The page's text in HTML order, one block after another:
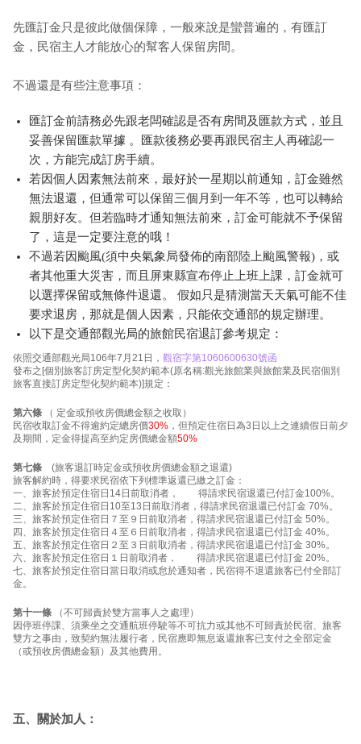
先匯訂金只是彼此做個保障，一般來說是蠻普遍的，有匯訂
金，民宿主人才能放心的幫客人保留房間。
不過還是有些注意事項：
匯訂金前請務必先跟老闆確認是否有房間及匯款方式，並且
妥善保留匯款單據 。匯款後務必要再跟民宿主人再確認一
次，方能完成訂房手續。
若因個人因素無法前來，最好於一星期以前通知，訂金雖然
無法退還，但通常可以保留三個月到一年不等，也可以轉給
親朋好友。但若臨時才通知無法前來，訂金可能就不予保留
了，這是一定要注意的哦！
不過若因颱風(須中央氣象局發佈的南部陸上颱風警報)，或
者其他重大災害，而且屏東縣宣布停止上班上課，訂金就可
以選擇保留或無條件退還。 假如只是猜測當天天氣可能不佳
要求退房，那就是個人因素，只能依交通部的規定辦理。
以下是交通部觀光局的旅館民宿退訂參考規定：
依照交通部觀光局106年7月21日， 觀宿字第1060600630號函
發布之[個別旅客訂房定型化契約範本(原名稱:觀光旅館業與旅館業及民宿個別
旅客直接訂房定型化契約範本)]規定：
第六條 （ 定金或預收房價總金額之收取）
民宿收取訂金不得逾約定總房價30% ，但預定住宿日為3日以上之連續假日前夕
及期間，定金得提高至約定房價總金額50%
第七條 (旅客退訂時定金或預收房價總金額之退還)
旅客解約時，得要求民宿依下列標準返還已繳之訂金：
一、旅客於預定住宿日14日前取消者， 得請求民宿退還已付訂金100%。
二、旅客於預定住宿日10至13日前取消者，得請求民宿退還已付訂金 70%。
三、旅客於預定住宿日７至９日前取消者，得請求民宿退還已付訂金 50%。
四、旅客於預定住宿日４至６日前取消者，得請求民宿退還已付訂金 40%。
五、旅客於預定住宿日２至３日前取消者，得請求民宿退還已付訂金 30%。
六、旅客於預定住宿日１日前取消者， 得請求民宿退還已付訂金 20%。
七、旅客於預定住宿日當日取消或怠於通知者，民宿得不退還旅客已付全部訂
金。
第十一條 （不可歸責於雙方當事人之處理）
因停班停課、須乘坐之交通航班停駛等不可抗力或其他不可歸責於民宿、旅客
雙方之事由，致契約無法履行者，民宿應即無息返還旅客已支付之全部定金
（或預收房價總金額）及其他費用。
五、關於加人：